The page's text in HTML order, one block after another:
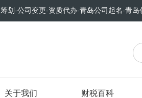
划-公司变更-资质代办-青岛公司起名-青岛
关于我们 财税百科